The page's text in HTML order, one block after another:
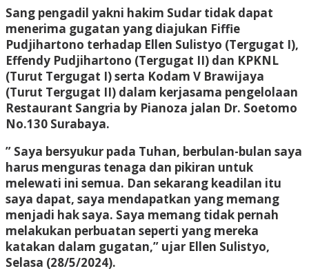
Sang pengadil yakni hakim Sudar tidak dapat
menerima gugatan yang diajukan Fiffie
Pudjihartono terhadap Ellen Sulistyo (Tergugat I),
Effendy Pudjihartono (Tergugat II) dan KPKNL
(Turut Tergugat I) serta Kodam V Brawijaya
(Turut Tergugat II) dalam kerjasama pengelolaan
Restaurant Sangria by Pianoza jalan Dr. Soetomo
No.130 Surabaya.
” Saya bersyukur pada Tuhan, berbulan-bulan saya
harus menguras tenaga dan pikiran untuk
melewati ini semua. Dan sekarang keadilan itu
saya dapat, saya mendapatkan yang memang
menjadi hak saya. Saya memang tidak pernah
melakukan perbuatan seperti yang mereka
katakan dalam gugatan,” ujar Ellen Sulistyo,
Selasa (28/5/2024).